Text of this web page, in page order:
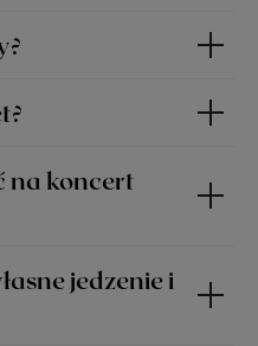
na koncert
jedzenie i